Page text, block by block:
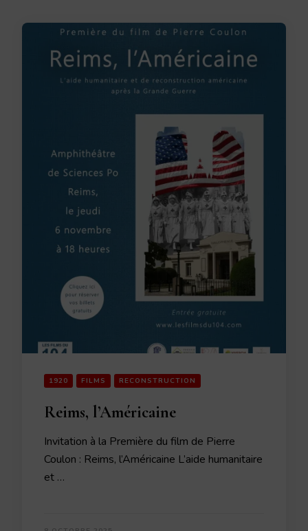
1920 FILMS RECONSTRUCTION
Reims, l’Américaine
Invitation à la Première du film de Pierre
Coulon : Reims, l’Américaine L’aide humanitaire
et …